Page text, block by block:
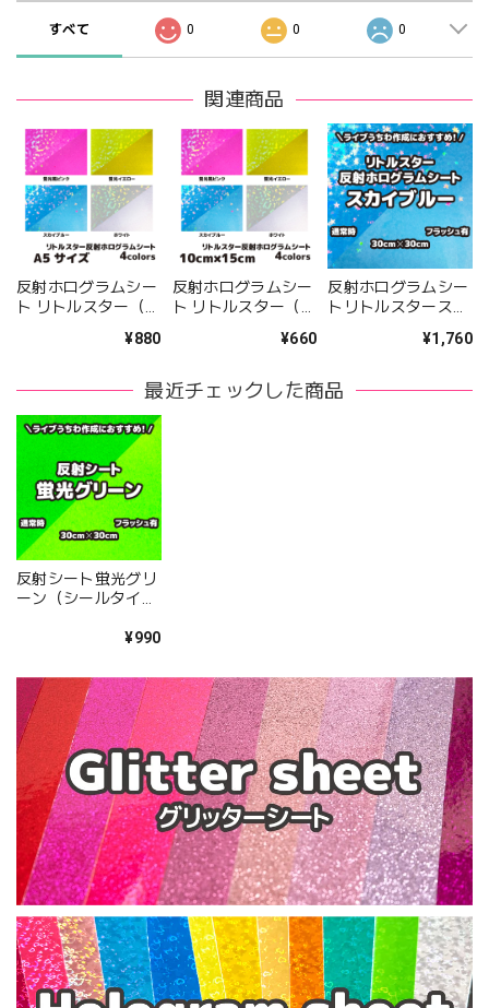
すべて 0 0 0
関連商品
反射ホログラムシー
ト リトルスター（シ
¥880
反射ホログラムシー
ト リトルスター（シ
10cm×15cm 全4カ
¥660
反射ホログラムシー
トリトルスタースカ
イプ） 30cm×30cm
¥1,760
最近チェックした商品
反射シート蛍光グリ
ーン（シールタイ
¥990